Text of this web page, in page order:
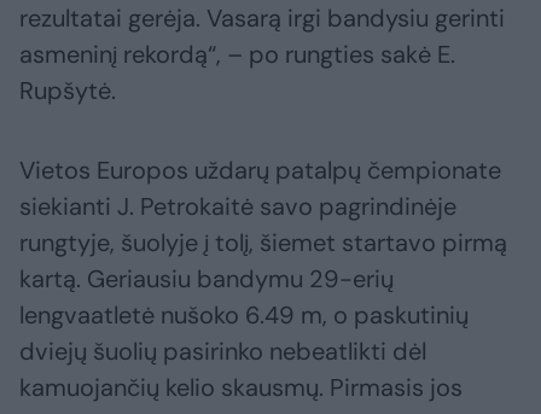
rezultatai gerėja. Vasarą irgi bandysiu gerinti
asmeninį rekordą“, – po rungties sakė E.
Rupšytė.
Vietos Europos uždarų patalpų čempionate
siekianti J. Petrokaitė savo pagrindinėje
rungtyje, šuolyje į tolį, šiemet startavo pirmą
kartą. Geriausiu bandymu 29-erių
lengvaatletė nušoko 6.49 m, o paskutinių
dviejų šuolių pasirinko nebeatlikti dėl
kamuojančių kelio skausmų. Pirmasis jos